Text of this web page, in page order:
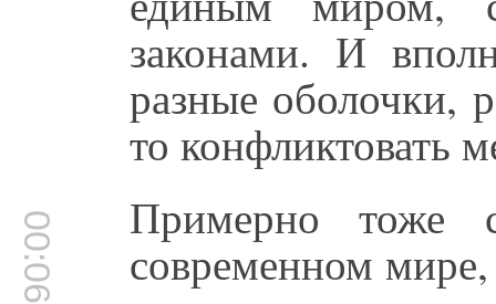
законами. И
разные оболочки,
то конфликтовать
Примерно
современном